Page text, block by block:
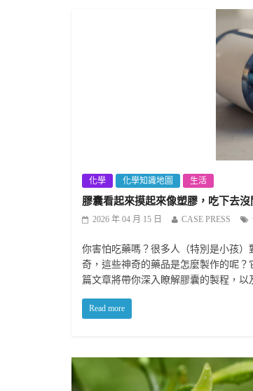
化學 化學知識地圖 生活
膠囊看起來摸起來像塑膠，吃下去沒
2026 年 04 月 15 日 CASE PRESS
你害怕吃藥嗎？很多人（特別是小孩
奇，這些神奇的藥品是怎麼製作的呢
篇文章將帶你深入瞭解膠囊的製程，以
Read more